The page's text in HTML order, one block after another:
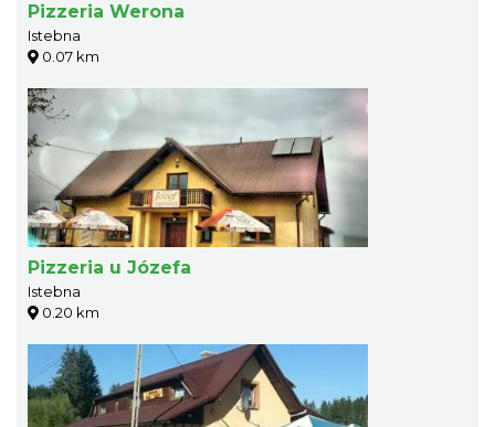
Pizzeria Werona
Istebna
0.07 km
Pizzeria u Józefa
Istebna
0.20 km